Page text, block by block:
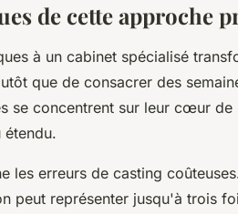
de cette approche
à un cabinet spécialisé
que de consacrer des
se concentrent sur leur cœur de
étendu.
les erreurs de casting
peut représenter jusqu'à trois